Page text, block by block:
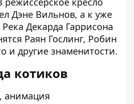
Дэне Вильнов, а к уже
Декарда Гаррисона
Раян Гослинг, Робин
и другие знаменитости.
котиков
анимация